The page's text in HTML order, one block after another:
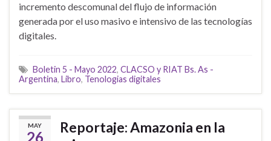
incremento descomunal del flujo de información
generada por el uso masivo e intensivo de las tecnologías
digitales.
Boletin 5 - Mayo 2022, CLACSO y RIAT Bs. As -
Argentina, Libro, Tenologias digitales
MAY
26
Reportaje: Amazonia en la